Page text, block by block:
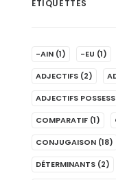
ÉTIQUETTES
-AIN (1) -EU (1)
ADJECTIFS (2)
ADJECTIFS
COMPARATIF (1)
CONJUGAISON (18)
DÉTERMINANTS (2)